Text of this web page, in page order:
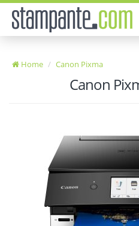
Home Canon Pixma
Canon